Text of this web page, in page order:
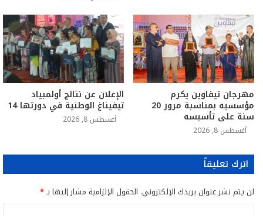
مهرجان تيفاوين يكرم
مؤسسيه بمناسبة مرور 20
سنة على تأسيسه
أغسطس 8, 2026
الإعلان عن نتائج أولمبياد
تيفيناغ الوطنية في دورتها 14
أغسطس 8, 2026
اترك تعليقاً
لن يتم نشر عنوان بريدك الإلكتروني. الحقول الإلزامية مشار إليها بـ*